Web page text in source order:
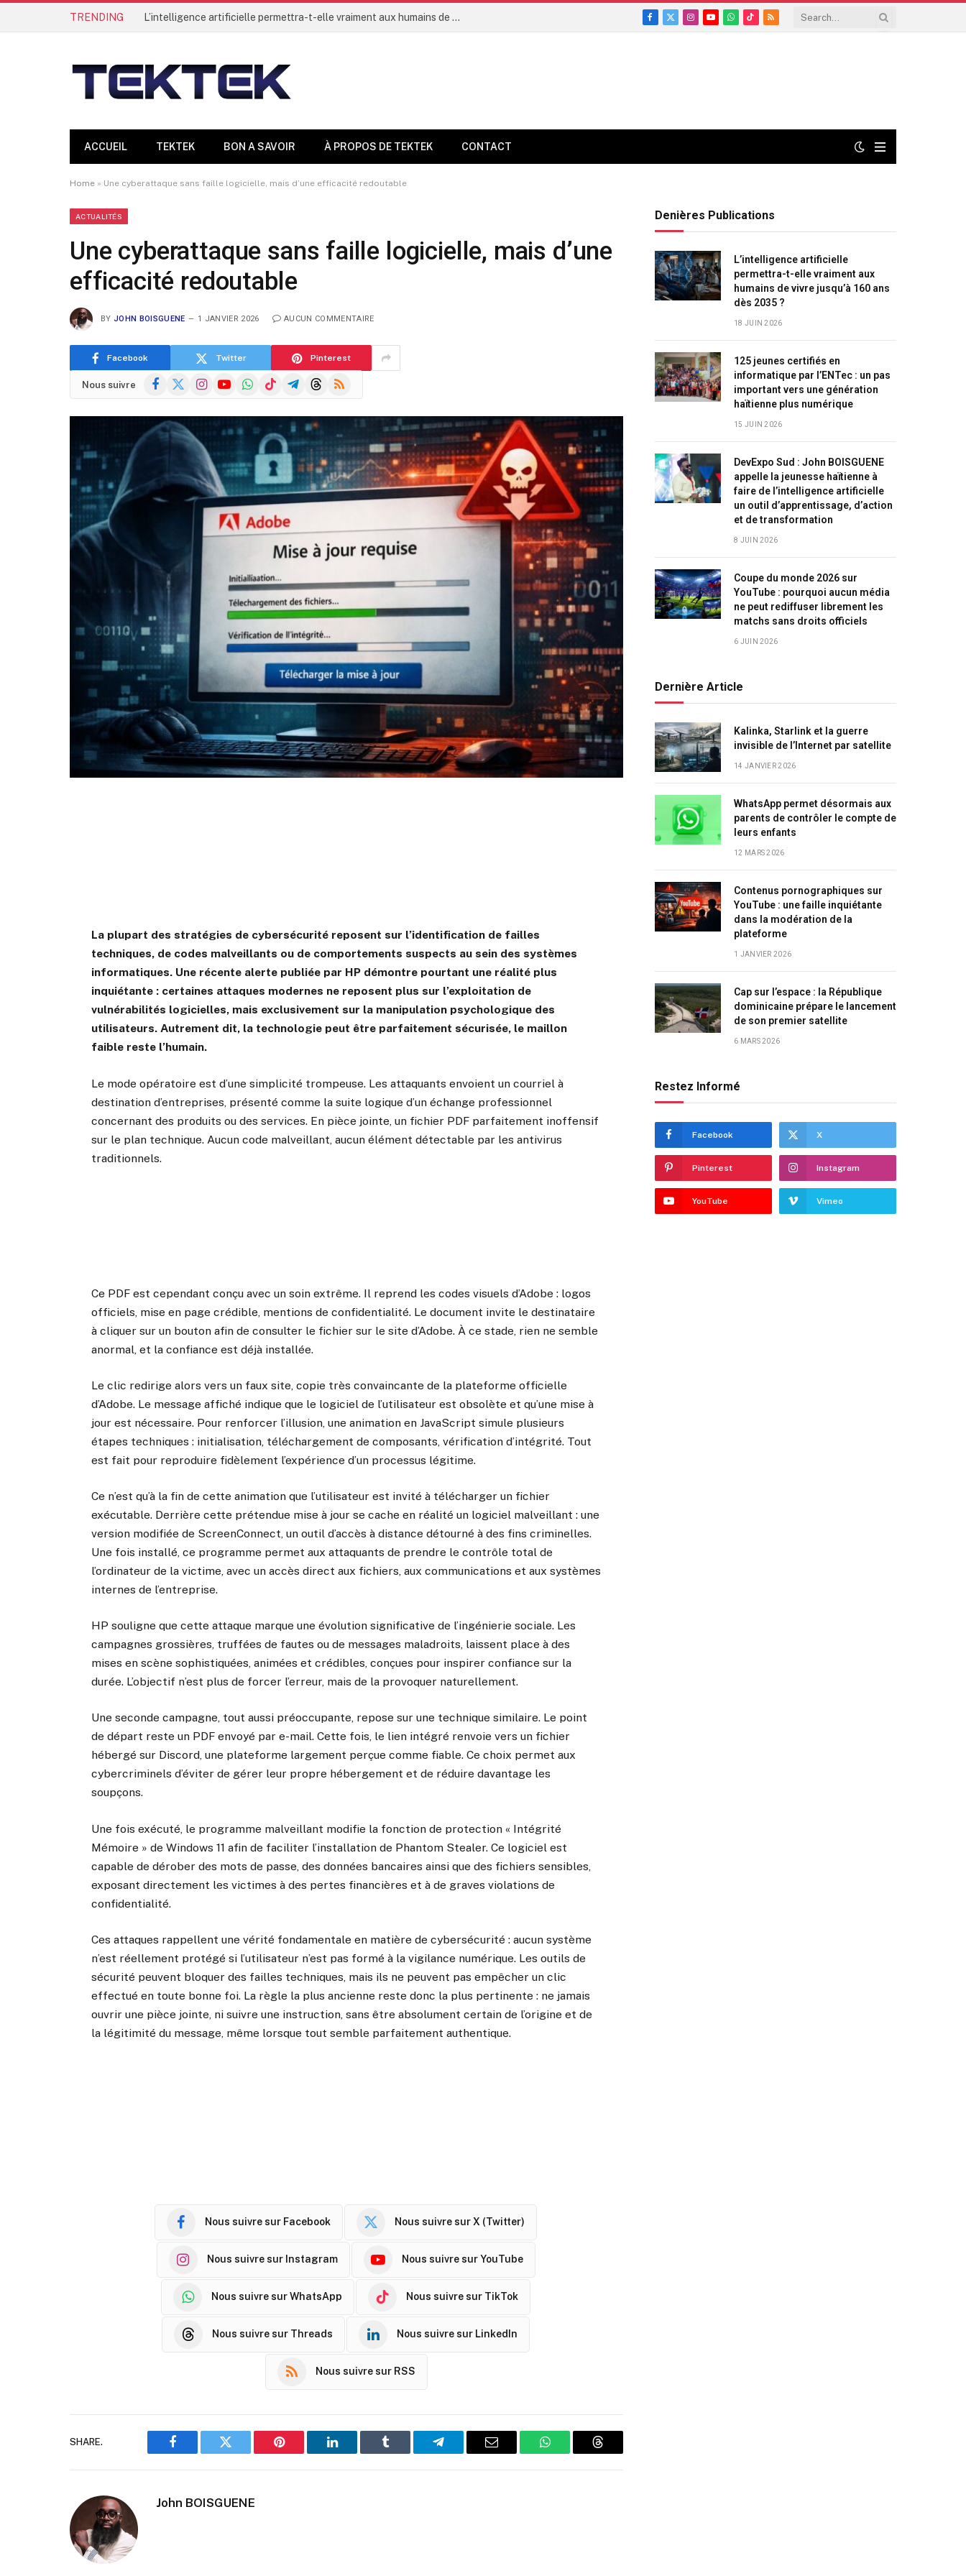
TRENDING L’intelligence artificielle permettra-t-elle vraiment aux humains de vivre jusqu’à 160 ans dès 2035 ?
Facebook
X
Instagram
YouTubeWhatsApp
TikTok
RSS
ACCUEIL TEKTEK BON A SAVOIR À PROPOS DE TEKTEK CONTACT
Home » Une cyberattaque sans faille logicielle, mais d’une efficacité redoutable
ACTUALITÉS
Une cyberattaque sans faille logicielle, mais d’une
efficacité redoutable
BY JOHN BOISGUENE 1 JANVIER 2026 AUCUN COMMENTAIRE
Facebook Twitter Pinterest
Nous suivre Facebook
X
InstagramYouTubeWhatsAppTikTokTelegramThreads
RSS
La plupart des stratégies de cybersécurité reposent sur l’identification de failles
techniques, de codes malveillants ou de comportements suspects au sein des systèmes
informatiques. Une récente alerte publiée par HP démontre pourtant une réalité plus
inquiétante : certaines attaques modernes ne reposent plus sur l’exploitation de
vulnérabilités logicielles, mais exclusivement sur la manipulation psychologique des
utilisateurs. Autrement dit, la technologie peut être parfaitement sécurisée, le maillon
faible reste l’humain.
Le mode opératoire est d’une simplicité trompeuse. Les attaquants envoient un courriel à
destination d’entreprises, présenté comme la suite logique d’un échange professionnel
concernant des produits ou des services. En pièce jointe, un fichier PDF parfaitement inoffensif
sur le plan technique. Aucun code malveillant, aucun élément détectable par les antivirus
traditionnels.
Ce PDF est cependant conçu avec un soin extrême. Il reprend les codes visuels d’Adobe : logos
officiels, mise en page crédible, mentions de confidentialité. Le document invite le destinataire
à cliquer sur un bouton afin de consulter le fichier sur le site d’Adobe. À ce stade, rien ne semble
anormal, et la confiance est déjà installée.
Le clic redirige alors vers un faux site, copie très convaincante de la plateforme officielle
d’Adobe. Le message affiché indique que le logiciel de l’utilisateur est obsolète et qu’une mise à
jour est nécessaire. Pour renforcer l’illusion, une animation en JavaScript simule plusieurs
étapes techniques : initialisation, téléchargement de composants, vérification d’intégrité. Tout
est fait pour reproduire fidèlement l’expérience d’un processus légitime.
Ce n’est qu’à la fin de cette animation que l’utilisateur est invité à télécharger un fichier
exécutable. Derrière cette prétendue mise à jour se cache en réalité un logiciel malveillant : une
version modifiée de ScreenConnect, un outil d’accès à distance détourné à des fins criminelles.
Une fois installé, ce programme permet aux attaquants de prendre le contrôle total de
l’ordinateur de la victime, avec un accès direct aux fichiers, aux communications et aux systèmes
internes de l’entreprise.
HP souligne que cette attaque marque une évolution significative de l’ingénierie sociale. Les
campagnes grossières, truffées de fautes ou de messages maladroits, laissent place à des
mises en scène sophistiquées, animées et crédibles, conçues pour inspirer confiance sur la
durée. L’objectif n’est plus de forcer l’erreur, mais de la provoquer naturellement.
Une seconde campagne, tout aussi préoccupante, repose sur une technique similaire. Le point
de départ reste un PDF envoyé par e-mail. Cette fois, le lien intégré renvoie vers un fichier
hébergé sur Discord, une plateforme largement perçue comme fiable. Ce choix permet aux
cybercriminels d’éviter de gérer leur propre hébergement et de réduire davantage les
soupçons.
Une fois exécuté, le programme malveillant modifie la fonction de protection « Intégrité
Mémoire » de Windows 11 afin de faciliter l’installation de Phantom Stealer. Ce logiciel est
capable de dérober des mots de passe, des données bancaires ainsi que des fichiers sensibles,
exposant directement les victimes à des pertes financières et à de graves violations de
confidentialité.
Ces attaques rappellent une vérité fondamentale en matière de cybersécurité : aucun système
n’est réellement protégé si l’utilisateur n’est pas formé à la vigilance numérique. Les outils de
sécurité peuvent bloquer des failles techniques, mais ils ne peuvent pas empêcher un clic
effectué en toute bonne foi. La règle la plus ancienne reste donc la plus pertinente : ne jamais
ouvrir une pièce jointe, ni suivre une instruction, sans être absolument certain de l’origine et de
la légitimité du message, même lorsque tout semble parfaitement authentique.
Nous suivre sur Facebook Nous suivre sur X (Twitter)
Nous suivre sur Instagram Nous suivre sur YouTube
Nous suivre sur WhatsApp Nous suivre sur TikTok
Nous suivre sur Threads Nous suivre sur LinkedIn
Nous suivre sur RSS
SHARE.
Facebook Twitter Pinterest LinkedIn Tumblr Telegram Email WhatsAppThreads
John BOISGUENE
Denières Publications
L’intelligence artificielle
permettra-t-elle vraiment aux
humains de vivre jusqu’à 160 ans
dès 2035 ?
18 JUIN 2026
125 jeunes certifiés en
informatique par l’ENTec : un pas
important vers une génération
haïtienne plus numérique
15 JUIN 2026
DevExpo Sud : John BOISGUENE
appelle la jeunesse haïtienne à
faire de l’intelligence artificielle
un outil d’apprentissage, d’action
et de transformation
8 JUIN 2026
Coupe du monde 2026 sur
YouTube : pourquoi aucun média
ne peut rediffuser librement les
matchs sans droits officiels
6 JUIN 2026
Dernière Article
Kalinka, Starlink et la guerre
invisible de l’Internet par satellite
14 JANVIER 2026
WhatsApp permet désormais aux
parents de contrôler le compte de
leurs enfants
12 MARS 2026
Contenus pornographiques sur
YouTube : une faille inquiétante
dans la modération de la
plateforme
1 JANVIER 2026
Cap sur l’espace : la République
dominicaine prépare le lancement
de son premier satellite
6 MARS 2026
Restez Informé
Facebook X
Pinterest Instagram
YouTube Vimeo